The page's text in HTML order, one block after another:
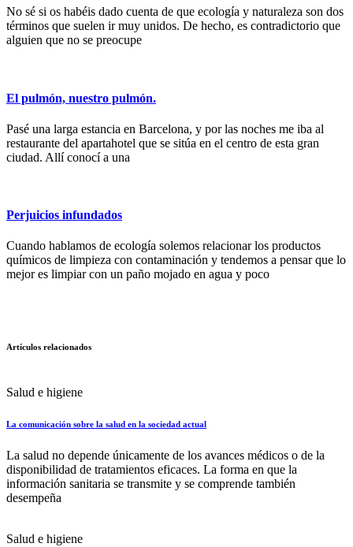
No sé si os habéis dado cuenta de que ecología y naturaleza son dos
términos que suelen ir muy unidos. De hecho, es contradictorio que
alguien que no se preocupe
El pulmón, nuestro pulmón.
Pasé una larga estancia en Barcelona, y por las noches me iba al
restaurante del apartahotel que se sitúa en el centro de esta gran
ciudad. Allí conocí a una
Perjuicios infundados
Cuando hablamos de ecología solemos relacionar los productos
químicos de limpieza con contaminación y tendemos a pensar que lo
mejor es limpiar con un paño mojado en agua y poco
Artículos relacionados
Salud e higiene
La comunicación sobre la salud en la sociedad actual
La salud no depende únicamente de los avances médicos o de la
disponibilidad de tratamientos eficaces. La forma en que la
información sanitaria se transmite y se comprende también
desempeña
Salud e higiene